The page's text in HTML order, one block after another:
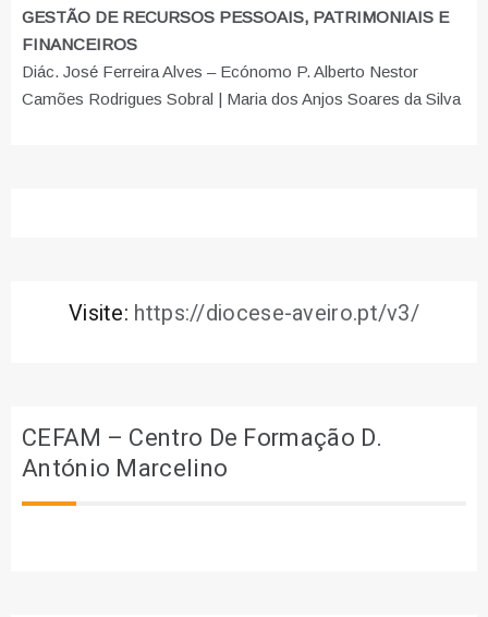
GESTÃO DE RECURSOS PESSOAIS, PATRIMONIAIS E
FINANCEIROS
Diác. José Ferreira Alves – Ecónomo P. Alberto Nestor
Camões Rodrigues Sobral | Maria dos Anjos Soares da Silva
Visite: https://diocese-aveiro.pt/v3/
CEFAM – Centro De Formação D.
António Marcelino